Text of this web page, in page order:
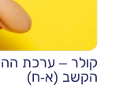
קולר – ערכת
הקשב (א-ח)